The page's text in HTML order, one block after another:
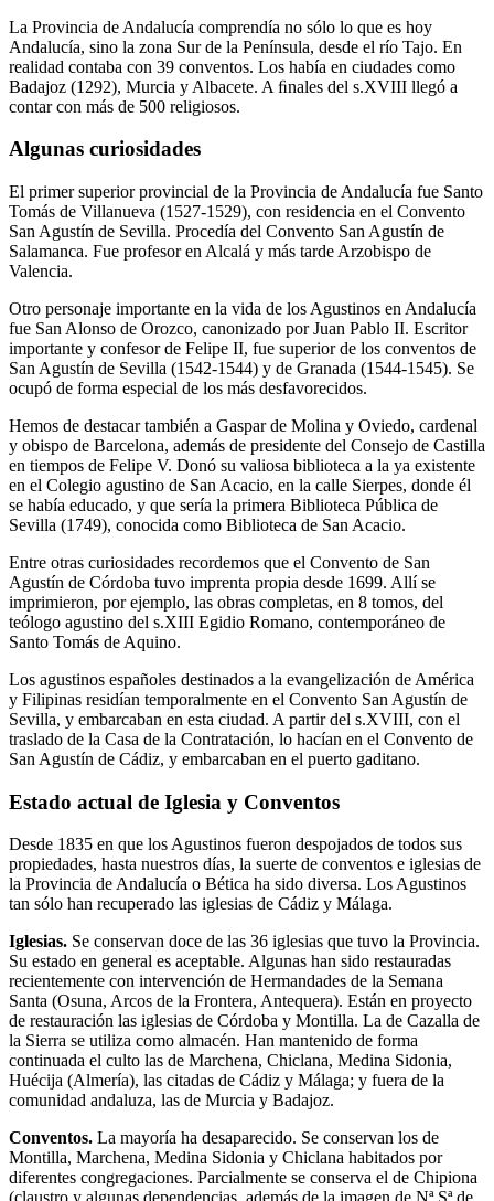
La Provincia de Andalucía comprendía no sólo lo que es hoy
Andalucía, sino la zona Sur de la Península, desde el río Tajo. En
realidad contaba con 39 conventos. Los había en ciudades como
Badajoz (1292), Murcia y Albacete. A ﬁnales del s.XVIII llegó a
contar con más de 500 religiosos.
Algunas curiosidades
El primer superior provincial de la Provincia de Andalucía fue Santo
Tomás de Villanueva (1527-1529), con residencia en el Convento
San Agustín de Sevilla. Procedía del Convento San Agustín de
Salamanca. Fue profesor en Alcalá y más tarde Arzobispo de
Valencia.
Otro personaje importante en la vida de los Agustinos en Andalucía
fue San Alonso de Orozco, canonizado por Juan Pablo II. Escritor
importante y confesor de Felipe II, fue superior de los conventos de
San Agustín de Sevilla (1542-1544) y de Granada (1544-1545). Se
ocupó de forma especial de los más desfavorecidos.
Hemos de destacar también a Gaspar de Molina y Oviedo, cardenal
y obispo de Barcelona, además de presidente del Consejo de Castilla
en tiempos de Felipe V. Donó su valiosa biblioteca a la ya existente
en el Colegio agustino de San Acacio, en la calle Sierpes, donde él
se había educado, y que sería la primera Biblioteca Pública de
Sevilla (1749), conocida como Biblioteca de San Acacio.
Entre otras curiosidades recordemos que el Convento de San
Agustín de Córdoba tuvo imprenta propia desde 1699. Allí se
imprimieron, por ejemplo, las obras completas, en 8 tomos, del
teólogo agustino del s.XIII Egidio Romano, contemporáneo de
Santo Tomás de Aquino.
Los agustinos españoles destinados a la evangelización de América
y Filipinas residían temporalmente en el Convento San Agustín de
Sevilla, y embarcaban en esta ciudad. A partir del s.XVIII, con el
traslado de la Casa de la Contratación, lo hacían en el Convento de
San Agustín de Cádiz, y embarcaban en el puerto gaditano.
Estado actual de Iglesia y Conventos
Desde 1835 en que los Agustinos fueron despojados de todos sus
propiedades, hasta nuestros días, la suerte de conventos e iglesias de
la Provincia de Andalucía o Bética ha sido diversa. Los Agustinos
tan sólo han recuperado las iglesias de Cádiz y Málaga.
Iglesias. Se conservan doce de las 36 iglesias que tuvo la Provincia.
Su estado en general es aceptable. Algunas han sido restauradas
recientemente con intervención de Hermandades de la Semana
Santa (Osuna, Arcos de la Frontera, Antequera). Están en proyecto
de restauración las iglesias de Córdoba y Montilla. La de Cazalla de
la Sierra se utiliza como almacén. Han mantenido de forma
continuada el culto las de Marchena, Chiclana, Medina Sidonia,
Huécija (Almería), las citadas de Cádiz y Málaga; y fuera de la
comunidad andaluza, las de Murcia y Badajoz.
Conventos. La mayoría ha desaparecido. Se conservan los de
Montilla, Marchena, Medina Sidonia y Chiclana habitados por
diferentes congregaciones. Parcialmente se conserva el de Chipiona